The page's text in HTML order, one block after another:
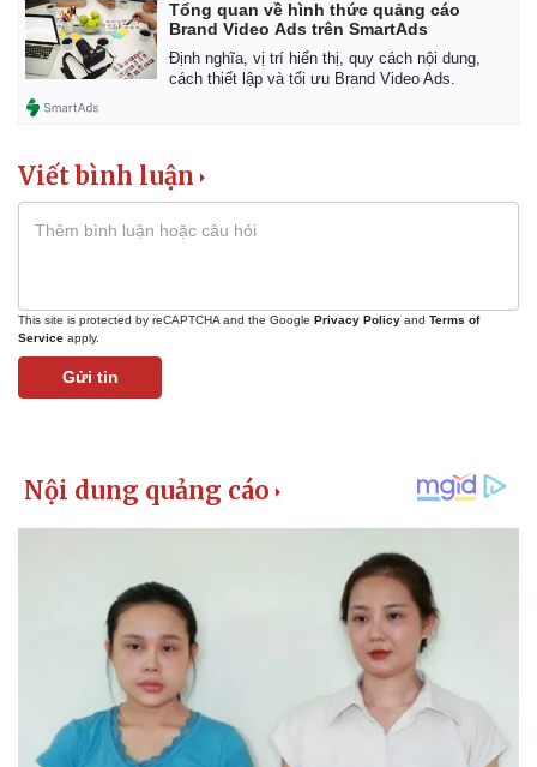
Tổng quan về hình thức quảng cáo
Brand Video Ads trên SmartAds
Định nghĩa, vị trí hiển thị, quy cách nội dung,
cách thiết lập và tối ưu Brand Video Ads.
Viết bình luận
This site is protected by reCAPTCHA and the Google Privacy Policy and Terms of
Service apply.
Gửi tin